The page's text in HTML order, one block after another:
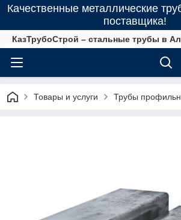
Качественные металлические
поставщика!
КазТрубоСтрой – стальные трубы в
Товары и услуги Трубы